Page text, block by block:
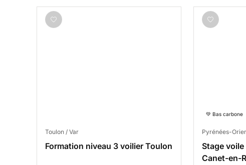
Toulon / Var
Formation niveau 3 voilier Toulon
💚 Bas carbone
Pyrénées-
Stage
Canet-en-